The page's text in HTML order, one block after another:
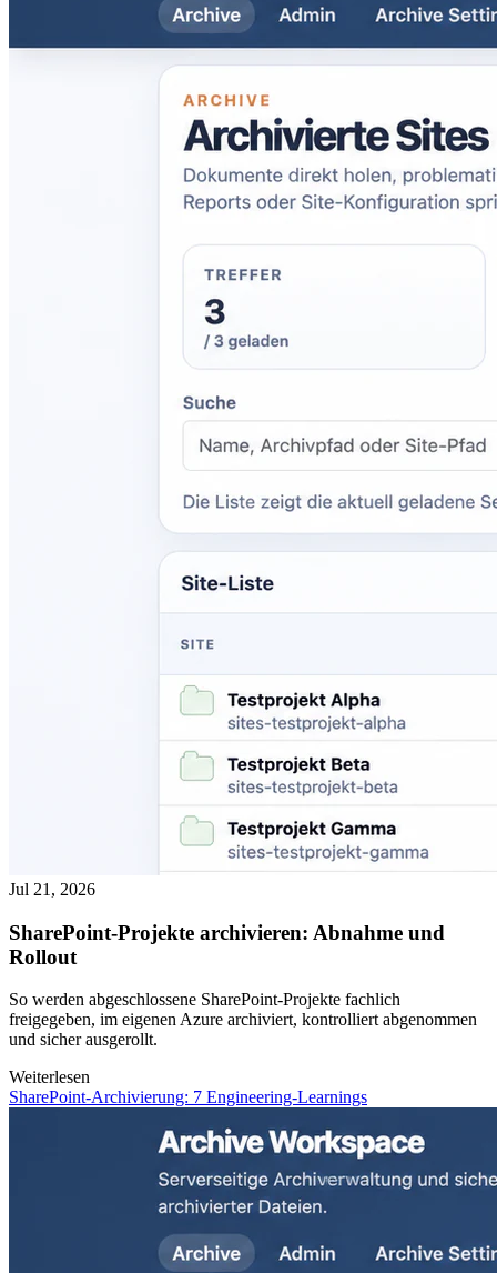
Jul 21, 2026
SharePoint-Projekte archivieren: Abnahme und
Rollout
So werden abgeschlossene SharePoint-Projekte fachlich
freigegeben, im eigenen Azure archiviert, kontrolliert abgenommen
und sicher ausgerollt.
Weiterlesen
SharePoint-Archivierung: 7 Engineering-Learnings